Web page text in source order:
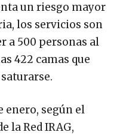
un riesgo mayor
los servicios son
a 500 personas al
422 camas que
enero, según el
la Red IRAG,